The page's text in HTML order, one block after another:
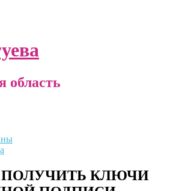
область
ПОЛУЧИТЬ КЛЮЧИ